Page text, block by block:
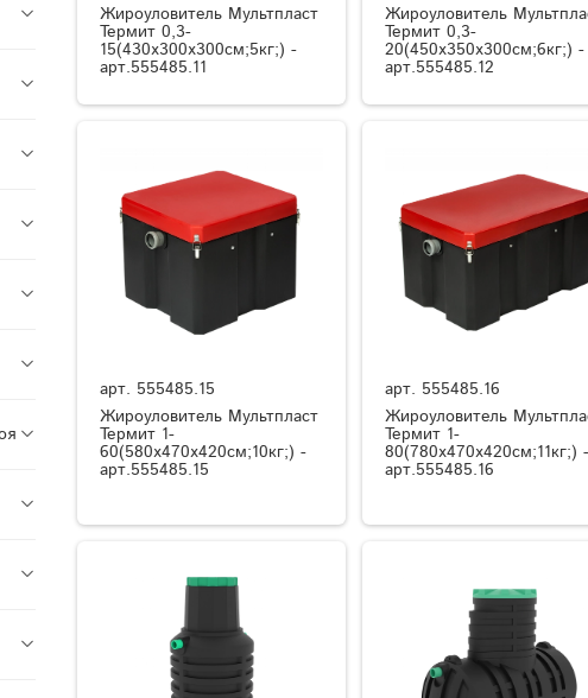
Жироуловитель Мультпласт
Термит 0,3-
15(430x300x300см;5кг;) -
арт.555485.11
Жироуловитель
Термит 0,3-
20(450x350x300см;6кг;) -
арт.555485.12
арт. 555485.15
Жироуловитель Мультпласт
Термит 1-
60(580x470x420см;10кг;) -
арт.555485.15
арт. 555485.16
Жироуловитель
Термит 1-
80(780x470x420см;11кг;) -
арт.555485.16